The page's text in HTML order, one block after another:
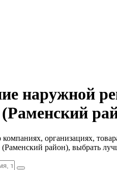
наружной
организациях,
(Раменский район), выбрать